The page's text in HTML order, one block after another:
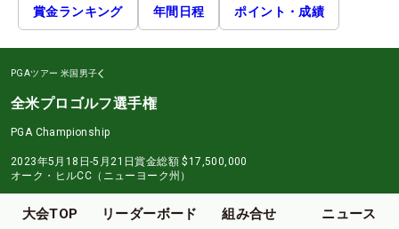
賞金ランキング 年間日程 ポイント・成績
PGAツアー 米国男子
全米プロゴルフ選手権
PGA Championship
2023年5月18日-5月21日賞金総額 $17,500,000
オーク・ヒルCC（ニューヨーク州）
大会TOP リーダーボード 組み合せ ニュース